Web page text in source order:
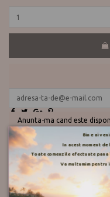
lana manusi manusi barbati
Anunta-ma cand este
Descriere
Bine ai
In acest moment de
Toate comenzile efectuate pana
Va multumim pentru